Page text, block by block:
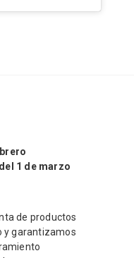
1 de marzo
de productos
y garantizamos